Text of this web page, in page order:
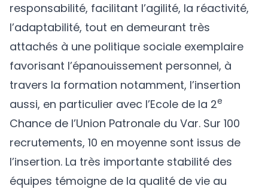
responsabilité, facilitant l’agilité, la réactivité,
l’adaptabilité, tout en demeurant très
attachés à une politique sociale exemplaire
favorisant l’épanouissement personnel, à
travers la formation notamment, l’insertion
aussi, en particulier avec l’Ecole de la 2e
Chance de l’Union Patronale du Var. Sur 100
recrutements, 10 en moyenne sont issus de
l’insertion. La très importante stabilité des
équipes témoigne de la qualité de vie au